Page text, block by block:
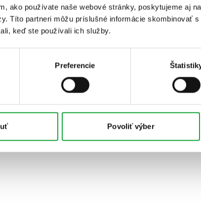
ako používate naše webové stránky, poskytujeme aj
Títo partneri môžu príslušné informácie skombinovať
keď ste používali ich služby.
Preferencie
Povoliť výber